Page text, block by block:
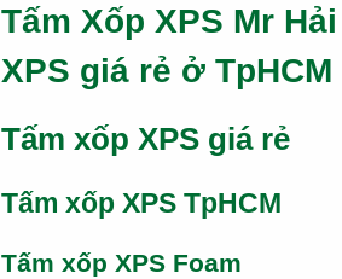
Tấm Xốp XPS Mr
XPS giá rẻ ở TpHCM
Tấm xốp XPS giá rẻ
Tấm xốp XPS TpHCM
Tấm xốp XPS Foam